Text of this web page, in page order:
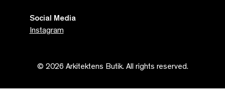
Social Media
Instagram
© 2026 Arkitektens Butik. All rights reserved.